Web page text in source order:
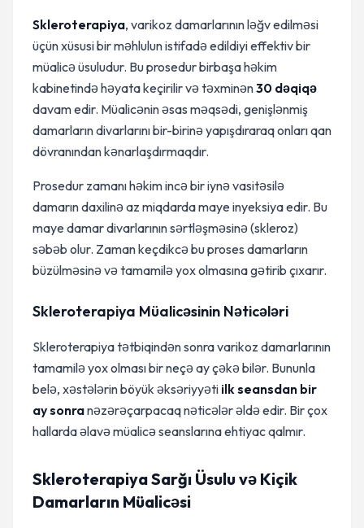
Skleroterapiya, varikoz damarlarının ləğv edilməsi
üçün xüsusi bir məhlulun istifadə edildiyi effektiv bir
müalicə üsuludur. Bu prosedur birbaşa həkim
kabinetində həyata keçirilir və təxminən30 dəqiqə
davam edir. Müalicənin əsas məqsədi, genişlənmiş
damarların divarlarını bir-birinə yapışdıraraq onları qan
dövranından kənarlaşdırmaqdır.
Prosedur zamanı həkim incə bir iynə vasitəsilə
damarın daxilinə az miqdarda maye inyeksiya edir. Bu
maye damar divarlarının sərtləşməsinə (skleroz)
səbəb olur. Zaman keçdikcə bu proses damarların
büzülməsinə və tamamilə yox olmasına gətirib çıxarır.
Skleroterapiya Müalicəsinin Nəticələri
Skleroterapiya tətbiqindən sonra varikoz damarlarının
tamamilə yox olması bir neçə ay çəkə bilər. Bununla
belə, xəstələrin böyük əksəriyyəti ilk seansdan bir
ay sonranəzərəçarpacaq nəticələr əldə edir. Bir çox
hallarda əlavə müalicə seanslarına ehtiyac qalmır.
Skleroterapiya Sarğı Üsulu və Kiçik
Damarların Müalicəsi